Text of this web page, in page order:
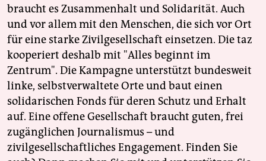
braucht es Zusammenhalt und Solidarität. Auch
und vor allem mit den Menschen, die sich vor Ort
für eine starke Zivilgesellschaft einsetzen. Die taz
kooperiert deshalb mit "Alles beginnt im
Zentrum". Die Kampagne unterstützt bundesweit
linke, selbstverwaltete Orte und baut einen
solidarischen Fonds für deren Schutz und Erhalt
auf. Eine offene Gesellschaft braucht guten, frei
zugänglichen Journalismus – und
zivilgesellschaftliches Engagement. Finden Sie